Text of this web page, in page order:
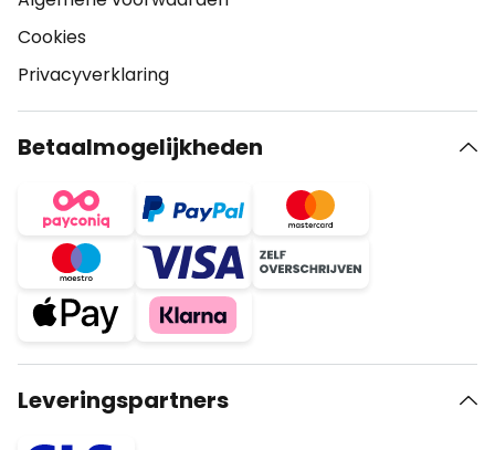
Cookies
Privacyverklaring
Betaalmogelijkheden
Leveringspartners